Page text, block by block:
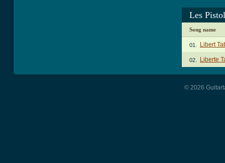
Les
Song name
01. Libert
02. Liberte
© 2026